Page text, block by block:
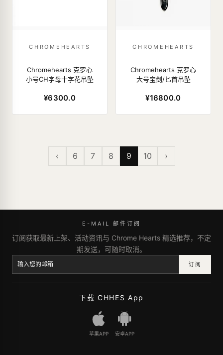
CHROMEHEARTS
Chromehearts 克罗心
小号CH字母十字花吊坠
¥6300.0
CHROMEHEARTS
Chromehearts 克罗心
大号宝剑/匕首吊坠
¥16800.0
‹ 6 7 8 9 10 ›
E-MAIL 邮件订阅
订阅获取最新上架、活动资讯与 Chrome Hearts 精选推荐，不定
期发送，可随时取消。
订阅
下载 CHHES App
苹果APP 安卓APP